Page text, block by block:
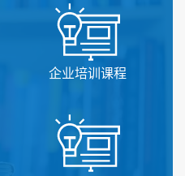
企业培训课程